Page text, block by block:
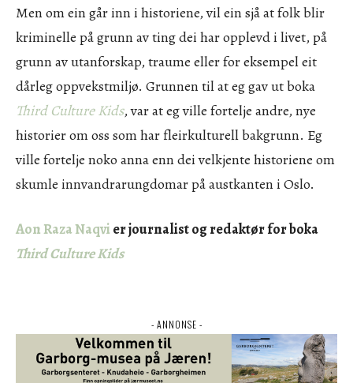
Men om ein går inn i historiene, vil ein sjå at folk blir
kriminelle på grunn av ting dei har opplevd i livet, på
grunn av utanforskap, traume eller for eksempel eit
dårleg oppvekstmiljø. Grunnen til at eg gav ut boka
Third Culture Kids, var at eg ville fortelje andre, nye
historier om oss som har fleirkulturell bakgrunn. Eg
ville fortelje noko anna enn dei velkjente historiene om
skumle innvandrarungdomar på austkanten i Oslo.
Aon Raza Naqvi er journalist og redaktør for boka
Third Culture Kids
- ANNONSE -